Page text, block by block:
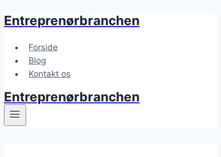
Fortsæt
indhold
Entreprenørbranchen
Forside
Blog
Kontakt os
Entreprenørbranchen